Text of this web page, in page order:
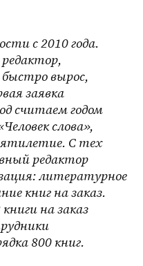
с 2010 года.
быстро вырос,
заявка
считаем годом
слова»,
С тех
редактор
литературное
книг на заказ.
на заказ
800 книг.